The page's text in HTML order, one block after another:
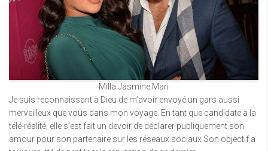
Milla Jasmine Mari
Je suis reconnaissant à Dieu de m’avoir envoyé un gars aussi
merveilleux que vous dans mon voyage. En tant que candidate à la
télé-réalité, elle s’est fait un devoir de déclarer publiquement son
amour pour son partenaire sur les réseaux sociaux Son objectif a